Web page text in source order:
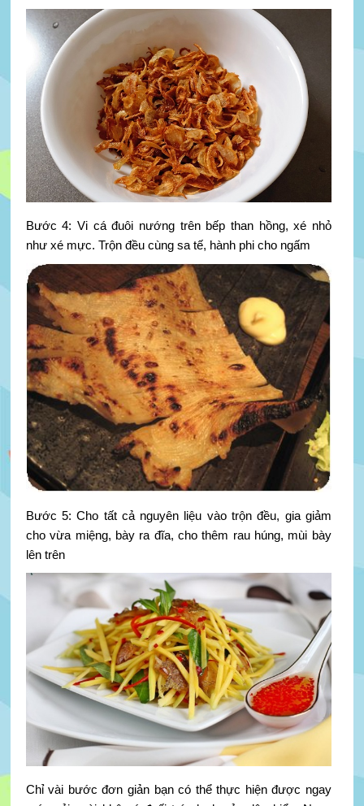
Bước 4: Vi cá đuôi nướng trên bếp than hồng, xé nhỏ
như xé mực. Trộn đều cùng sa tế, hành phi cho ngấm
Bước 5: Cho tất cả nguyên liệu vào trộn đều, gia giảm
cho vừa miệng, bày ra đĩa, cho thêm rau húng, mùi bày
lên trên
Chỉ vài bước đơn giản bạn có thể thực hiện được ngay